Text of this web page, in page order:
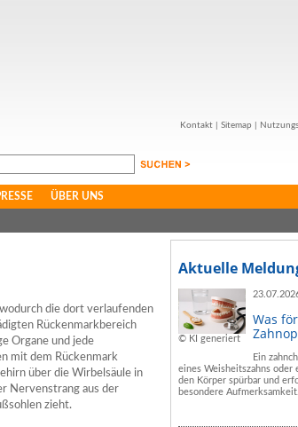
Kontakt Sitemap
ÜBER UNS
die dort verlaufenden
Rückenmarkbereich
Organe und jede
mit dem Rückenmark
über die Wirbelsäule in
Nervenstrang aus der
zieht.
Aktuelle
© KI generiert
Was
Ein
eines Weisheitszahns
den Körper spürbar und
besondere Aufmerksamkeit.